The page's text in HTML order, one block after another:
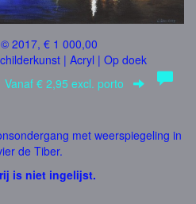
2017, € 1 000,00
| Acryl | Op doek
Vanaf € 2,95 excl. porto
met weerspiegeling in
de Tiber.
is niet ingelijst.